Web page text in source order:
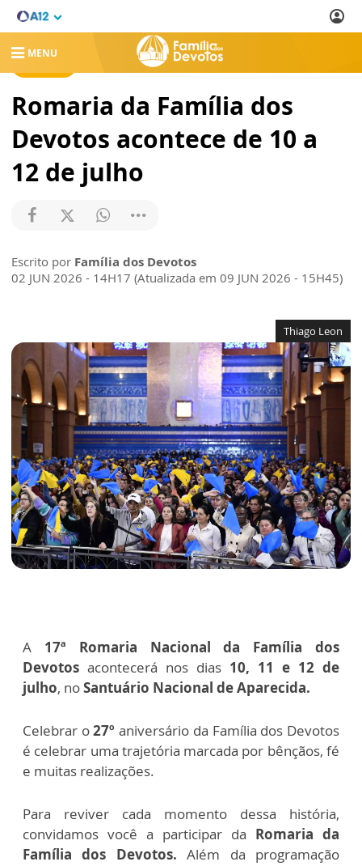
MENU
Romaria da Família dos
Devotos acontece de 10 a
12 de julho
Escrito por Família dos Devotos
02 JUN 2026 - 14H17 (Atualizada em 09 JUN 2026 - 15H45)
Thiago Leon
A 17ª Romaria Nacional da Família dos
Devotos acontecerá nos dias 10, 11 e 12 de
julho, noSantuário Nacional de Aparecida.
Celebrar o27º aniversário da Família dos Devotos
é celebrar uma trajetória marcada por bênçãos, fé
e muitas realizações.
Para reviver cada momento dessa história,
convidamos você a participar da Romaria da
Família dos Devotos. Além da programação